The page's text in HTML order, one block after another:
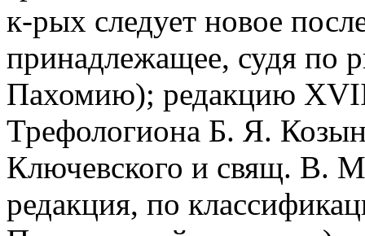
к-рых следует новое
принадлежащее, судя по
Пахомию); редакцию
Трефологиона Б. Я.
Ключевского и свящ. В.
редакция, по